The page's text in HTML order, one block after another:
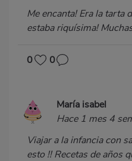
Me encanta! Era la tarta
estaba riquísima!
0 0
María isabel
Hace 1 mes 4
Viajar a la infancia con
esto !! Recetas de años